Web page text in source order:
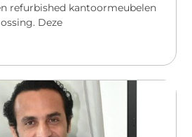
refurbished kantoormeubelen
Deze